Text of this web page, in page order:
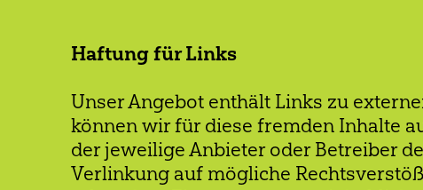
Haftung für Links
Unser Angebot enthält Links zu
können wir für diese fremden Inhalte
der jeweilige Anbieter oder Betreiber
Verlinkung auf mögliche